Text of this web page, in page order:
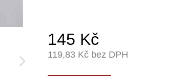
145 Kč
119,83 Kč bez DPH